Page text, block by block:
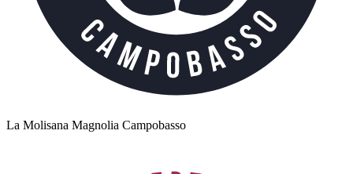
La Molisana Magnolia Campobasso